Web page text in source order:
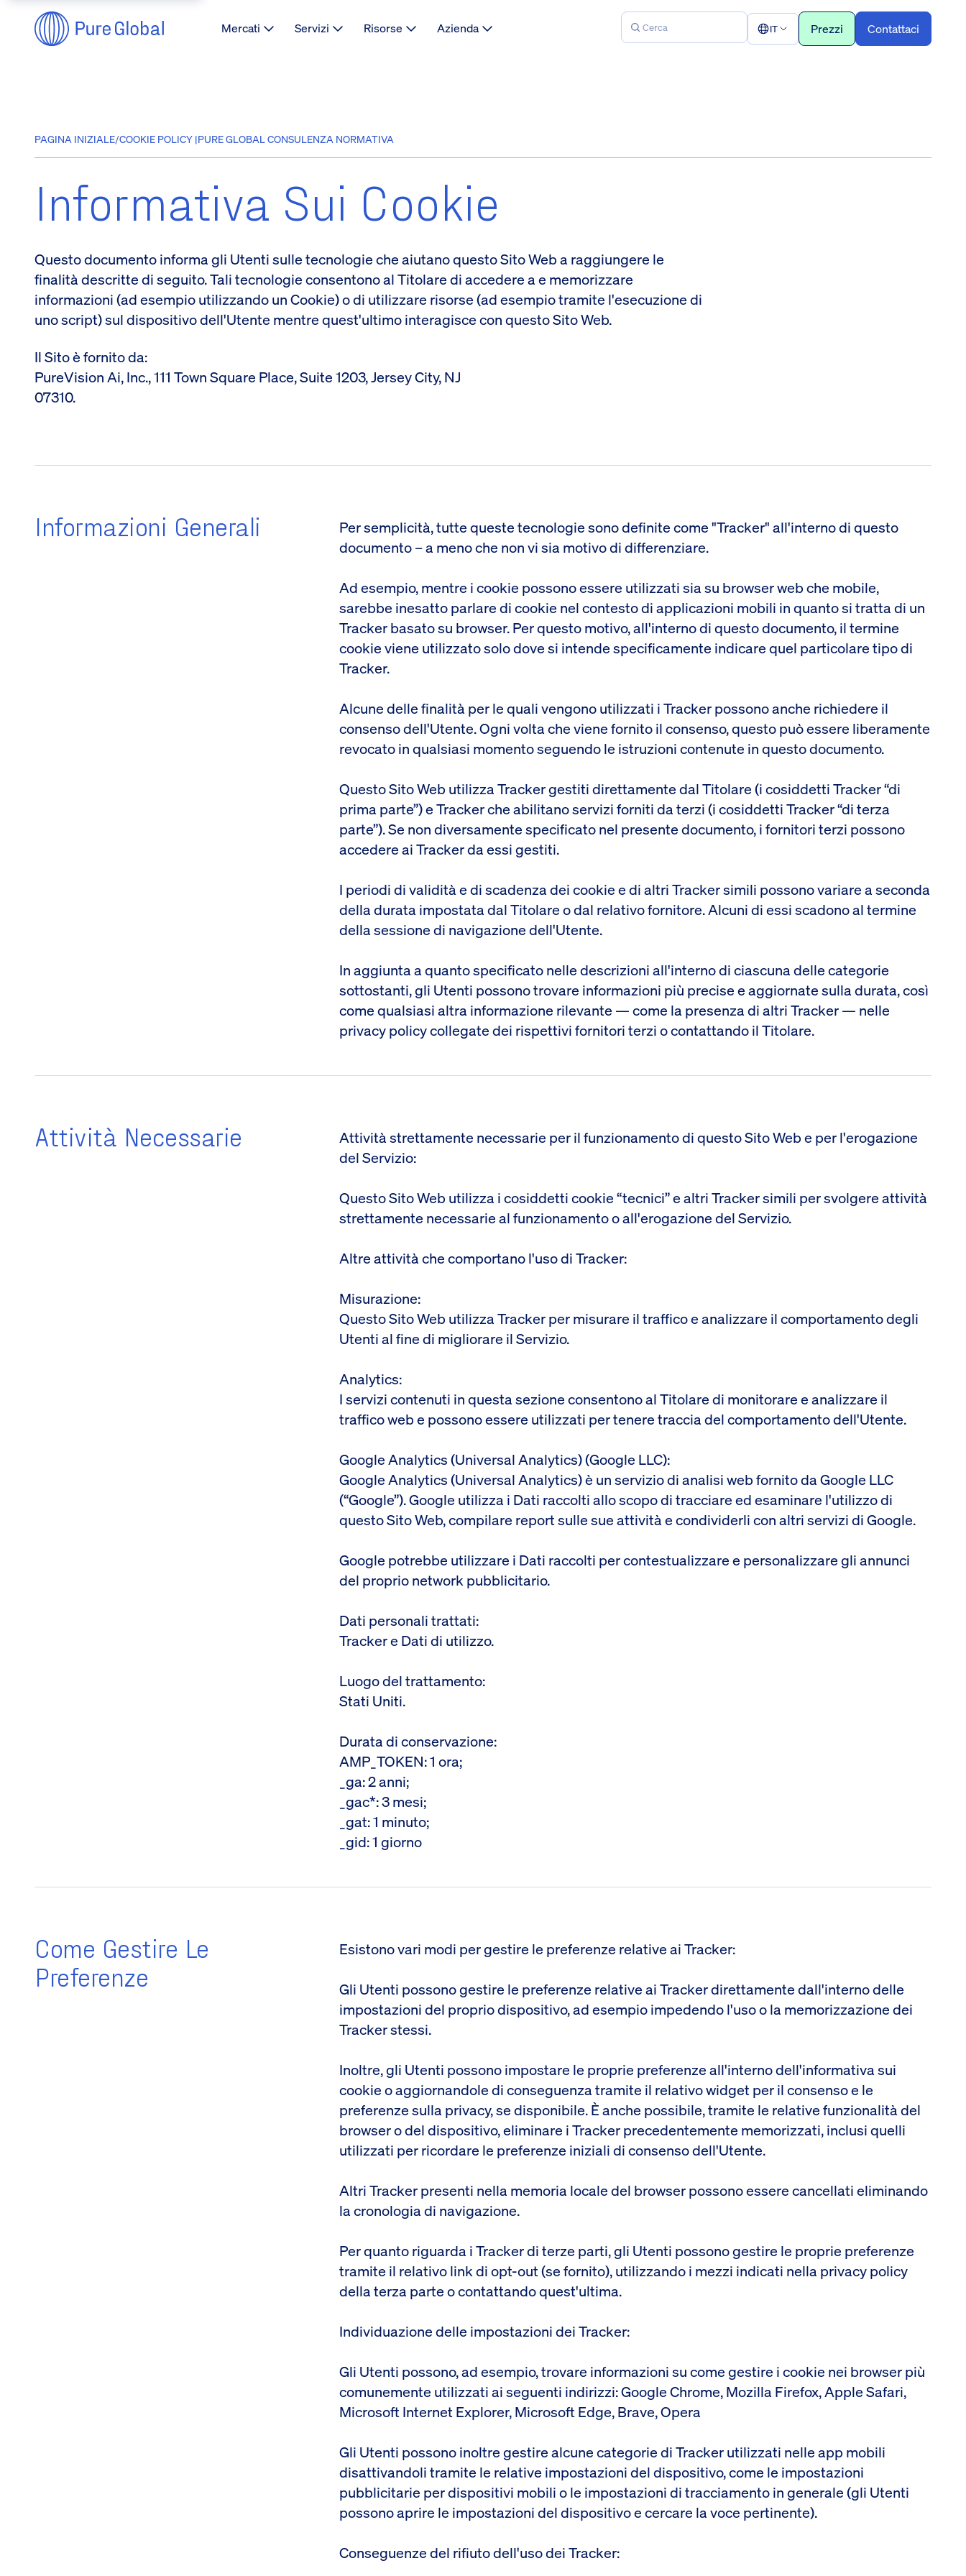
Mercati Servizi Risorse Azienda IT Prezzi Contattaci
PAGINA INIZIALE/COOKIE POLICY |PURE GLOBAL CONSULENZA NORMATIVA
Informativa Sui Cookie
Questo documento informa gli Utenti sulle tecnologie che aiutano questo Sito Web a raggiungere le
finalità descritte di seguito. Tali tecnologie consentono al Titolare di accedere a e memorizzare
informazioni (ad esempio utilizzando un Cookie) o di utilizzare risorse (ad esempio tramite l'esecuzione di
uno script) sul dispositivo dell'Utente mentre quest'ultimo interagisce con questo Sito Web.
Il Sito è fornito da:
PureVision Ai, Inc., 111 Town Square Place, Suite 1203, Jersey City, NJ
07310.
Informazioni Generali
Per semplicità, tutte queste tecnologie sono definite come "Tracker" all'interno di questo
documento – a meno che non vi sia motivo di differenziare.
Ad esempio, mentre i cookie possono essere utilizzati sia su browser web che mobile,
sarebbe inesatto parlare di cookie nel contesto di applicazioni mobili in quanto si tratta di un
Tracker basato su browser. Per questo motivo, all'interno di questo documento, il termine
cookie viene utilizzato solo dove si intende specificamente indicare quel particolare tipo di
Tracker.
Alcune delle finalità per le quali vengono utilizzati i Tracker possono anche richiedere il
consenso dell'Utente. Ogni volta che viene fornito il consenso, questo può essere liberamente
revocato in qualsiasi momento seguendo le istruzioni contenute in questo documento.
Questo Sito Web utilizza Tracker gestiti direttamente dal Titolare (i cosiddetti Tracker “di
prima parte”) e Tracker che abilitano servizi forniti da terzi (i cosiddetti Tracker “di terza
parte”). Se non diversamente specificato nel presente documento, i fornitori terzi possono
accedere ai Tracker da essi gestiti.
I periodi di validità e di scadenza dei cookie e di altri Tracker simili possono variare a seconda
della durata impostata dal Titolare o dal relativo fornitore. Alcuni di essi scadono al termine
della sessione di navigazione dell'Utente.
In aggiunta a quanto specificato nelle descrizioni all'interno di ciascuna delle categorie
sottostanti, gli Utenti possono trovare informazioni più precise e aggiornate sulla durata, così
come qualsiasi altra informazione rilevante — come la presenza di altri Tracker — nelle
privacy policy collegate dei rispettivi fornitori terzi o contattando il Titolare.
Attività Necessarie
Attività strettamente necessarie per il funzionamento di questo Sito Web e per l'erogazione
del Servizio:
Questo Sito Web utilizza i cosiddetti cookie “tecnici” e altri Tracker simili per svolgere attività
strettamente necessarie al funzionamento o all'erogazione del Servizio.
Altre attività che comportano l'uso di Tracker:
Misurazione:
Questo Sito Web utilizza Tracker per misurare il traffico e analizzare il comportamento degli
Utenti al fine di migliorare il Servizio.
Analytics:
I servizi contenuti in questa sezione consentono al Titolare di monitorare e analizzare il
traffico web e possono essere utilizzati per tenere traccia del comportamento dell'Utente.
Google Analytics (Universal Analytics) (Google LLC):
Google Analytics (Universal Analytics) è un servizio di analisi web fornito da Google LLC
(“Google”). Google utilizza i Dati raccolti allo scopo di tracciare ed esaminare l'utilizzo di
questo Sito Web, compilare report sulle sue attività e condividerli con altri servizi di Google.
Google potrebbe utilizzare i Dati raccolti per contestualizzare e personalizzare gli annunci
del proprio network pubblicitario.
Dati personali trattati:
Tracker e Dati di utilizzo.
Luogo del trattamento:
Stati Uniti.
Durata di conservazione:
AMP_TOKEN: 1 ora;
_ga: 2 anni;
_gac*: 3 mesi;
_gat: 1 minuto;
_gid: 1 giorno
Come Gestire Le
Preferenze
Esistono vari modi per gestire le preferenze relative ai Tracker:
Gli Utenti possono gestire le preferenze relative ai Tracker direttamente dall'interno delle
impostazioni del proprio dispositivo, ad esempio impedendo l'uso o la memorizzazione dei
Tracker stessi.
Inoltre, gli Utenti possono impostare le proprie preferenze all'interno dell'informativa sui
cookie o aggiornandole di conseguenza tramite il relativo widget per il consenso e le
preferenze sulla privacy, se disponibile. È anche possibile, tramite le relative funzionalità del
browser o del dispositivo, eliminare i Tracker precedentemente memorizzati, inclusi quelli
utilizzati per ricordare le preferenze iniziali di consenso dell'Utente.
Altri Tracker presenti nella memoria locale del browser possono essere cancellati eliminando
la cronologia di navigazione.
Per quanto riguarda i Tracker di terze parti, gli Utenti possono gestire le proprie preferenze
tramite il relativo link di opt-out (se fornito), utilizzando i mezzi indicati nella privacy policy
della terza parte o contattando quest'ultima.
Individuazione delle impostazioni dei Tracker:
Gli Utenti possono, ad esempio, trovare informazioni su come gestire i cookie nei browser più
comunemente utilizzati ai seguenti indirizzi: Google Chrome, Mozilla Firefox, Apple Safari,
Microsoft Internet Explorer, Microsoft Edge, Brave, Opera
Gli Utenti possono inoltre gestire alcune categorie di Tracker utilizzati nelle app mobili
disattivandoli tramite le relative impostazioni del dispositivo, come le impostazioni
pubblicitarie per dispositivi mobili o le impostazioni di tracciamento in generale (gli Utenti
possono aprire le impostazioni del dispositivo e cercare la voce pertinente).
Conseguenze del rifiuto dell'uso dei Tracker: